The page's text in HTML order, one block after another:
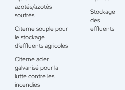
azotés/azotés
soufrés
Citerne souple pour
le stockage
d’effluents agricoles
Citerne acier
galvanisé pour la
lutte contre les
incendies
Stockage
des
effluents